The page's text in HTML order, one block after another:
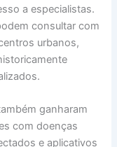
a especialistas.
consultar com
urbanos,
ganharam
com doenças
e aplicativos